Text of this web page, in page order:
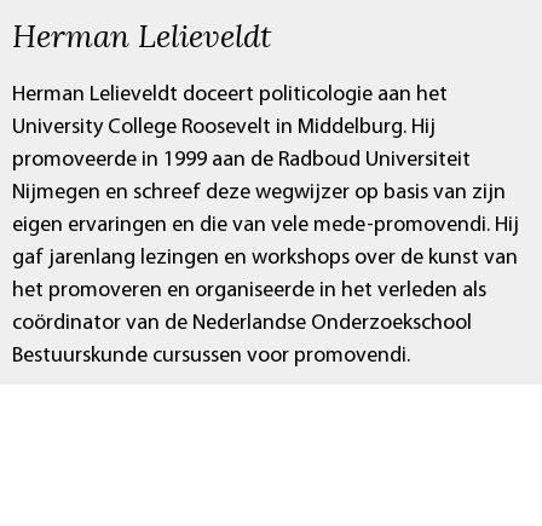
Herman Lelieveldt
Herman Lelieveldt doceert politicologie aan het
University College Roosevelt in Middelburg. Hij
promoveerde in 1999 aan de Radboud Universiteit
Nijmegen en schreef deze wegwijzer op basis van zijn
eigen ervaringen en die van vele mede-promovendi. Hij
gaf jarenlang lezingen en workshops over de kunst van
het promoveren en organiseerde in het verleden als
coördinator van de Nederlandse Onderzoekschool
Bestuurskunde cursussen voor promovendi.